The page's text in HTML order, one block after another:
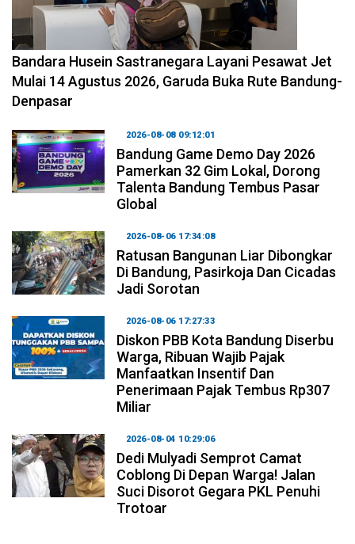
2026-08-08 11:12:29
Bandara Husein Sastranegara Layani Pesawat Jet
Mulai 14 Agustus 2026, Garuda Buka Rute Bandung-
Denpasar
2026-08-08 09:12:01
Bandung Game Demo Day 2026
Pamerkan 32 Gim Lokal, Dorong
Talenta Bandung Tembus Pasar
Global
2026-08-06 17:34:08
Ratusan Bangunan Liar Dibongkar
Di Bandung, Pasirkoja Dan Cicadas
Jadi Sorotan
2026-08-06 17:27:33
Diskon PBB Kota Bandung Diserbu
Warga, Ribuan Wajib Pajak
Manfaatkan Insentif Dan
Penerimaan Pajak Tembus Rp307
Miliar
2026-08-04 10:29:06
Dedi Mulyadi Semprot Camat
Coblong Di Depan Warga! Jalan
Suci Disorot Gegara PKL Penuhi
Trotoar